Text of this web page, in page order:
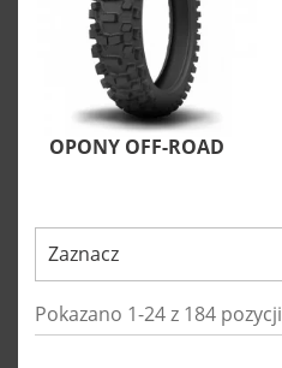
OPONY OFF-ROAD
Zaznacz
Pokazano 1-24 z 184 pozycji